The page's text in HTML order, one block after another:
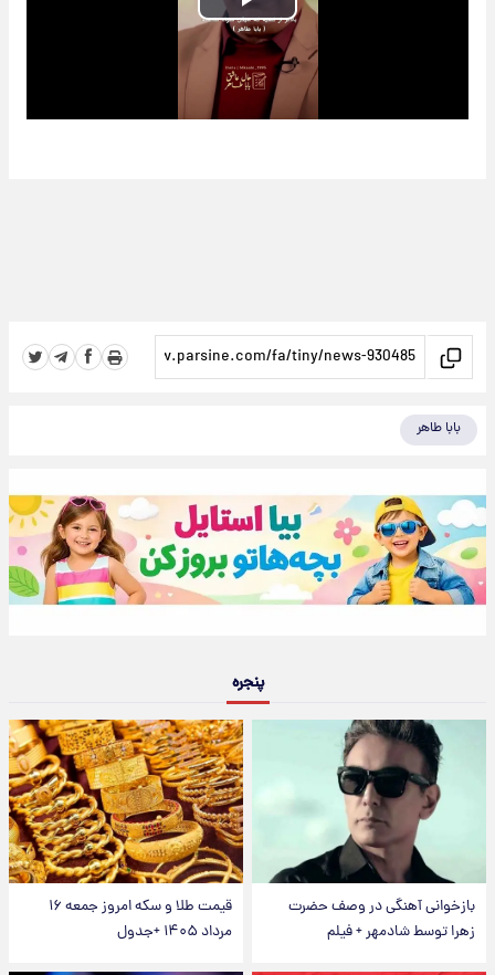
Play
Video
بابا طاهر
پنجره
بازخوانی آهنگی در وصف حضرت
زهرا توسط شادمهر + فیلم
قیمت طلا و سکه امروز جمعه ۱۶
مرداد ۱۴۰۵ +جدول